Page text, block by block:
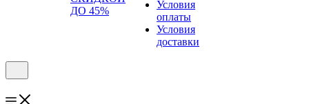
ДО 45%
Условия
оплаты
Условия
доставки